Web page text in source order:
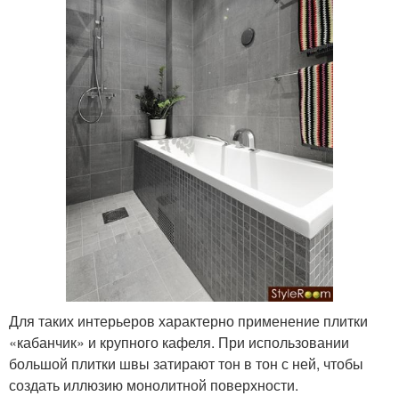
Для таких интерьеров характерно применение плитки
«кабанчик» и крупного кафеля. При использовании
большой плитки швы затирают тон в тон с ней, чтобы
создать иллюзию монолитной поверхности.